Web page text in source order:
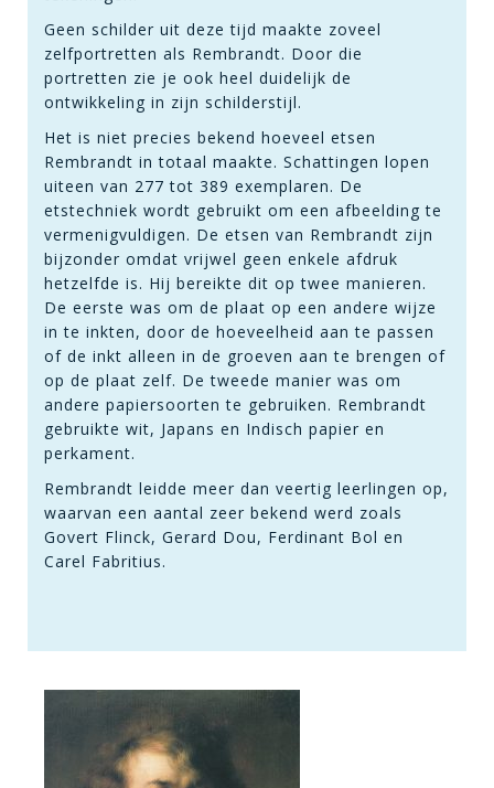
Geen schilder uit deze tijd maakte zoveel
zelfportretten als Rembrandt. Door die
portretten zie je ook heel duidelijk de
ontwikkeling in zijn schilderstijl.
Het is niet precies bekend hoeveel etsen
Rembrandt in totaal maakte. Schattingen lopen
uiteen van 277 tot 389 exemplaren. De
etstechniek wordt gebruikt om een afbeelding te
vermenigvuldigen. De etsen van Rembrandt zijn
bijzonder omdat vrijwel geen enkele afdruk
hetzelfde is. Hij bereikte dit op twee manieren.
De eerste was om de plaat op een andere wijze
in te inkten, door de hoeveelheid aan te passen
of de inkt alleen in de groeven aan te brengen of
op de plaat zelf. De tweede manier was om
andere papiersoorten te gebruiken. Rembrandt
gebruikte wit, Japans en Indisch papier en
perkament.
Rembrandt leidde meer dan veertig leerlingen op,
waarvan een aantal zeer bekend werd zoals
Govert Flinck, Gerard Dou, Ferdinant Bol en
Carel Fabritius.